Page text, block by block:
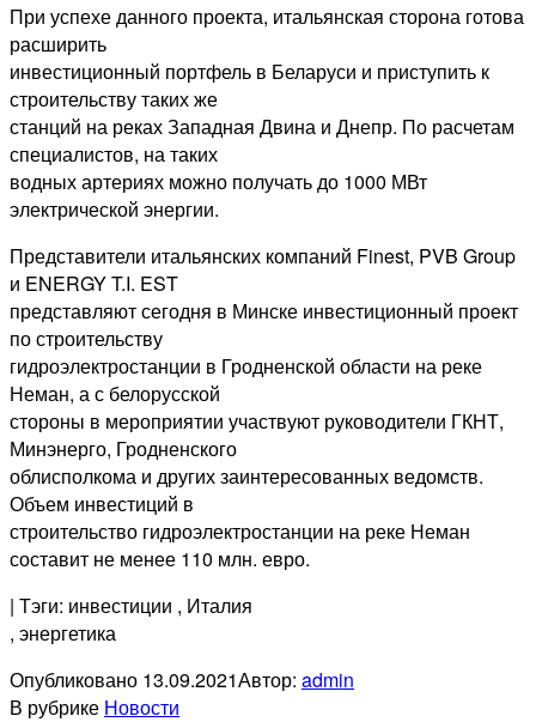
При успехе данного проекта, итальянская сторона готова
расширить
инвестиционный портфель в Беларуси и приступить к
строительству таких же
станций на реках Западная Двина и Днепр. По расчетам
специалистов, на таких
водных артериях можно получать до 1000 МВт
электрической энергии.
Представители итальянских компаний Finest, PVB Group
и ENERGY T.I. EST
представляют сегодня в Минске инвестиционный проект
по строительству
гидроэлектростанции в Гродненской области на реке
Неман, а с белорусской
стороны в мероприятии участвуют руководители ГКНТ,
Минэнерго, Гродненского
облисполкома и других заинтересованных ведомств.
Объем инвестиций в
строительство гидроэлектростанции на реке Неман
составит не менее 110 млн. евро.
| Тэги: инвестиции , Италия
, энергетика
Опубликовано 13.09.2021Автор: admin
В рубрике Новости